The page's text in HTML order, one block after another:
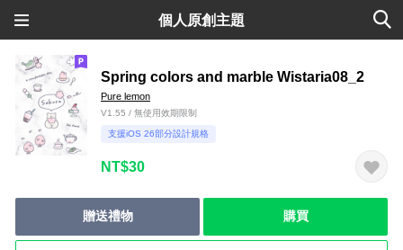
個人原創主題
Spring colors and marble Wistaria08_2
Pure lemon
V1.55 / 無使用效期限制
支援iOS 26部分設計規格
NT$30
贈送禮物 購買